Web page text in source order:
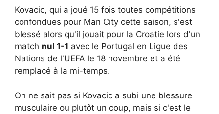
Kovacic, qui a joué 15 fois toutes compétitions
confondues pour Man City cette saison, s'est
blessé alors qu'il jouait pour la Croatie lors d'un
match nul 1-1 avec le Portugal en Ligue des
Nations de l'UEFA le 18 novembre et a été
remplacé à la mi-temps.
On ne sait pas si Kovacic a subi une blessure
musculaire ou plutôt un coup, mais si c'est le